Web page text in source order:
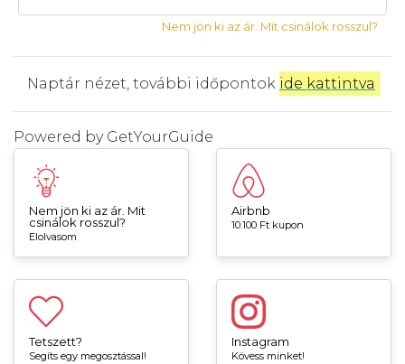
Nem jön ki az ár. Mit csinálok rosszul?
Naptár nézet, további időpontok ide kattintva
Powered by GetYourGuide
Nem jön ki az ár. Mit
csinálok rosszul?
Elolvasom
Airbnb
10.100 Ft kupon
Tetszett?
Segíts egy megosztással!
Instagram
Kövess minket!